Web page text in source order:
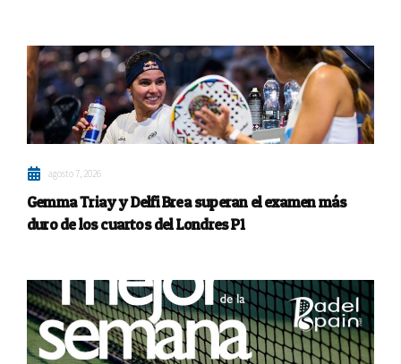
agosto 7, 2026
Gemma Triay y Delfi Brea superan el examen más
duro de los cuartos del Londres P1